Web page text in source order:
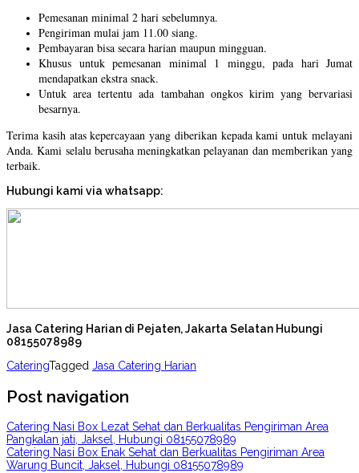
Pemesanan minimal 2 hari sebelumnya.
Pengiriman mulai jam 11.00 siang.
Pembayaran bisa secara harian maupun mingguan.
Khusus untuk pemesanan minimal 1 minggu, pada hari Jumat
mendapatkan ekstra snack.
Untuk area tertentu ada tambahan ongkos kirim yang bervariasi
besarnya.
Terima kasih atas kepercayaan yang diberikan kepada kami untuk melayani
Anda. Kami selalu berusaha meningkatkan pelayanan dan memberikan yang
terbaik.
Hubungi kami via whatsapp:
Jasa Catering Harian di Pejaten, Jakarta Selatan Hubungi
08155078989
CateringTagged Jasa Catering Harian
Post navigation
Catering Nasi Box Lezat Sehat dan Berkualitas Pengiriman Area
Pangkalan jati, Jaksel, Hubungi 08155078989
Catering Nasi Box Enak Sehat dan Berkualitas Pengiriman Area
Warung Buncit, Jaksel, Hubungi 08155078989